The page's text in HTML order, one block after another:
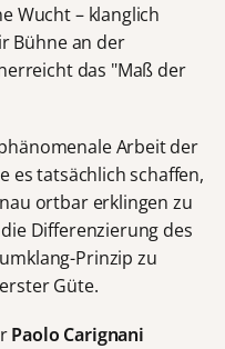
Wucht – klanglich
Bühne an der
das "Maß der
Arbeit der
es tatsächlich schaffen,
ortbar erklingen zu
Differenzierung des
Prinzip zu
Güte.
Paolo Carignani